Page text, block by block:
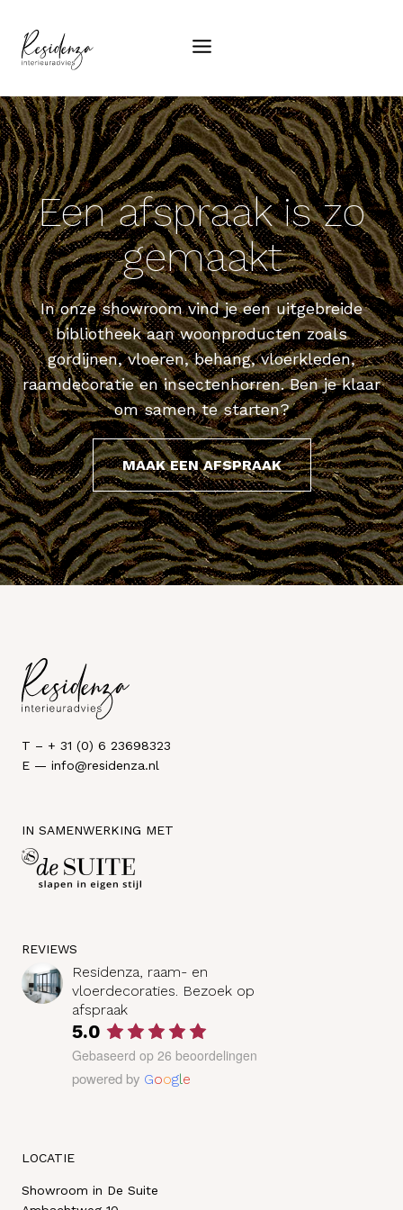
naar
inhoud
Een afspraak is zo
gemaakt
In onze showroom vind je een uitgebreide
bibliotheek aan woonproducten zoals
gordijnen, vloeren, behang, vloerkleden,
raamdecoratie en insectenhorren. Ben je klaar
om samen te starten?
MAAK EEN AFSPRAAK
T – + 31 (0) 6 23698323
E — info@residenza.nl
IN SAMENWERKING MET
REVIEWS
Residenza, raam- en
vloerdecoraties. Bezoek op
afspraak
5.0
Gebaseerd op 26 beoordelingen
powered by Google
LOCATIE
Showroom in De Suite